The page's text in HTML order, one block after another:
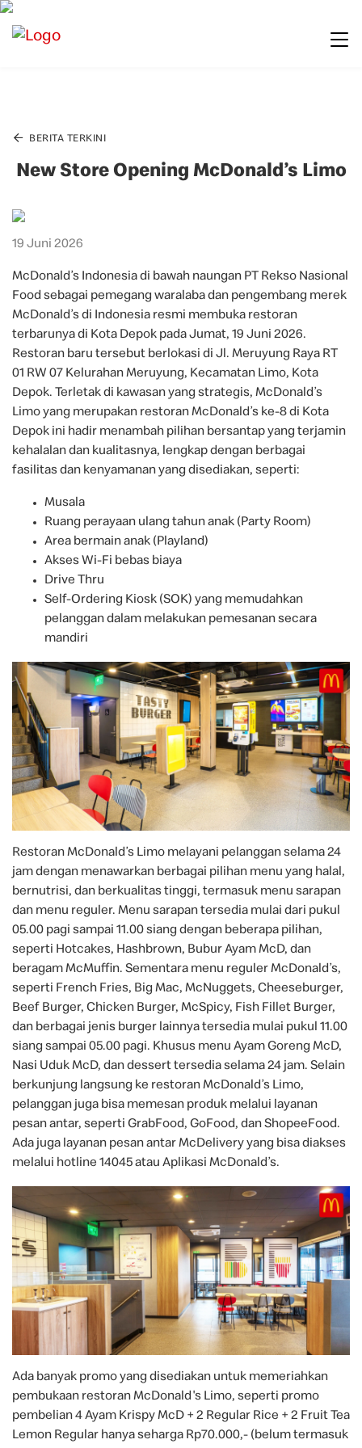
BERITA TERKINI
New Store Opening McDonald’s Limo
19 Juni 2026
McDonald’s Indonesia di bawah naungan PT Rekso Nasional
Food sebagai pemegang waralaba dan pengembang merek
McDonald’s di Indonesia resmi membuka restoran
terbarunya di Kota Depok pada Jumat, 19 Juni 2026.
Restoran baru tersebut berlokasi di Jl. Meruyung Raya RT
01 RW 07 Kelurahan Meruyung, Kecamatan Limo, Kota
Depok. Terletak di kawasan yang strategis, McDonald’s
Limo yang merupakan restoran McDonald’s ke-8 di Kota
Depok ini hadir menambah pilihan bersantap yang terjamin
kehalalan dan kualitasnya, lengkap dengan berbagai
fasilitas dan kenyamanan yang disediakan, seperti:
Musala
Ruang perayaan ulang tahun anak (Party Room)
Area bermain anak (Playland)
Akses Wi-Fi bebas biaya
Drive Thru
Self-Ordering Kiosk (SOK) yang memudahkan
pelanggan dalam melakukan pemesanan secara
mandiri
Restoran McDonald’s Limo melayani pelanggan selama 24
jam dengan menawarkan berbagai pilihan menu yang halal,
bernutrisi, dan berkualitas tinggi, termasuk menu sarapan
dan menu reguler. Menu sarapan tersedia mulai dari pukul
05.00 pagi sampai 11.00 siang dengan beberapa pilihan,
seperti Hotcakes, Hashbrown, Bubur Ayam McD, dan
beragam McMuffin. Sementara menu reguler McDonald’s,
seperti French Fries, Big Mac, McNuggets, Cheeseburger,
Beef Burger, Chicken Burger, McSpicy, Fish Fillet Burger,
dan berbagai jenis burger lainnya tersedia mulai pukul 11.00
siang sampai 05.00 pagi. Khusus menu Ayam Goreng McD,
Nasi Uduk McD, dan dessert tersedia selama 24 jam. Selain
berkunjung langsung ke restoran McDonald’s Limo,
pelanggan juga bisa memesan produk melalui layanan
pesan antar, seperti GrabFood, GoFood, dan ShopeeFood.
Ada juga layanan pesan antar McDelivery yang bisa diakses
melalui hotline 14045 atau Aplikasi McDonald’s.
Ada banyak promo yang disediakan untuk memeriahkan
pembukaan restoran McDonald's Limo, seperti promo
pembelian 4 Ayam Krispy McD + 2 Regular Rice + 2 Fruit Tea
Lemon Regular hanya seharga Rp70.000,- (belum termasuk